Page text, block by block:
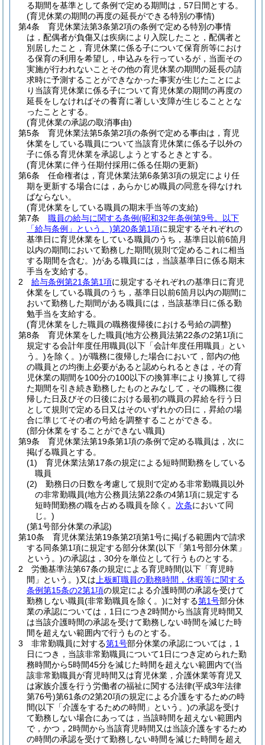
る期間を基準として条例で定める期間は，57日間とする。
(育児休業の期間の再度の延長ができる特別の事情)
第4条
育児休業法第3条第2項の条例で定める特別の事情
は，配偶者が負傷又は疾病により入院したこと，配偶者と
別居したこと，育児休業に係る子について保育所等におけ
る保育の利用を希望し，申込みを行っているが，当面その
実施が行われないことその他の育児休業の期間の延長の請
求時に予測することができなかった事実が生じたことによ
り当該育児休業に係る子について育児休業の期間の再度の
延長をしなければその養育に著しい支障が生じることとな
ったこととする。
(育児休業の承認の取消事由)
第5条
育児休業法第5条第2項の条例で定める事由は，育児
休業をしている職員について当該育児休業に係る子以外の
子に係る育児休業を承認しようとするときとする。
(育児休業に伴う任期付採用に係る任期の更新)
第6条
任命権者は，育児休業法第6条第3項の規定により任
期を更新する場合には，あらかじめ職員の同意を得なけれ
ばならない。
(育児休業をしている職員の期末手当等の支給)
第7条
職員の給与に関する条例(昭和32年条例第9号。以下
「給与条例」という。)第20条第1項に規定するそれぞれの
基準日に育児休業をしている職員のうち，基準日以前6箇月
以内の期間において勤務した期間(規則で定めるこれに相当
する期間を含む。)がある職員には，当該基準日に係る期末
手当を支給する。
2
給与条例第21条第1項に規定するそれぞれの基準日に育児
休業をしている職員のうち，基準日以前6箇月以内の期間に
おいて勤務した期間がある職員には，当該基準日に係る勤
勉手当を支給する。
(育児休業をした職員の職務復帰後における号給の調整)
第8条
育児休業をした職員(地方公務員法第22条の2第1項に
規定する会計年度任用職員(以下「会計年度任用職員」とい
う。)を除く。)が職務に復帰した場合において，部内の他
の職員との均衡上必要があると認められるときは，その育
児休業の期間を100分の100以下の換算率により換算して得
た期間を引き続き勤務したものとみなして，その職務に復
帰した日及びその日後における最初の職員の昇給を行う日
として規則で定める日又はそのいずれかの日に，昇給の場
合に準じてその者の号給を調整することができる。
(部分休業をすることができない職員)
第9条
育児休業法第19条第1項の条例で定める職員は，次に
掲げる職員とする。
(1)
育児休業法第17条の規定による短時間勤務をしている
職員
(2)
勤務日の日数を考慮して規則で定める非常勤職員以外
の非常勤職員(地方公務員法第22条の4第1項に規定する
短時間勤務の職を占める職員を除く。 次条において同
じ。)
(第1号部分休業の承認)
第10条
育児休業法第19条第2項第1号に掲げる範囲内で請求
する同条第1項に規定する部分休業(以下「第1号部分休業」
という。)の承認は，30分を単位として行うものとする。
2
労働基準法第67条の規定による育児時間(以下「育児時
間」という。)又は 上板町職員の勤務時間，休暇等に関する
条例第15条の2第1項の規定による介護時間の承認を受けて
勤務しない職員(非常勤職員を除く。)に対する第1号部分休
業の承認については，1日につき2時間から当該育児時間又
は当該介護時間の承認を受けて勤務しない時間を減じた時
間を超えない範囲内で行うものとする。
3
非常勤職員に対する第1号部分休業の承認については，1
日につき，当該非常勤職員について1日につき定められた勤
務時間から5時間45分を減じた時間を超えない範囲内で(当
該非常勤職員が育児時間又は育児休業，介護休業等育児又
は家族介護を行う労働者の福祉に関する法律(平成3年法律
第76号)第61条の2第20項の規定による介護をするための時
間(以下「介護をするための時間」という。)の承認を受け
て勤務しない場合にあっては，当該時間を超えない範囲内
で，かつ，2時間から当該育児時間又は当該介護をするため
の時間の承認を受けて勤務しない時間を減じた時間を超え